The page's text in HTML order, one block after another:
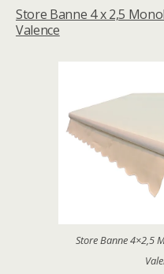
Store Banne 4 x 2,5
Valence
Store Banne 4×2,5